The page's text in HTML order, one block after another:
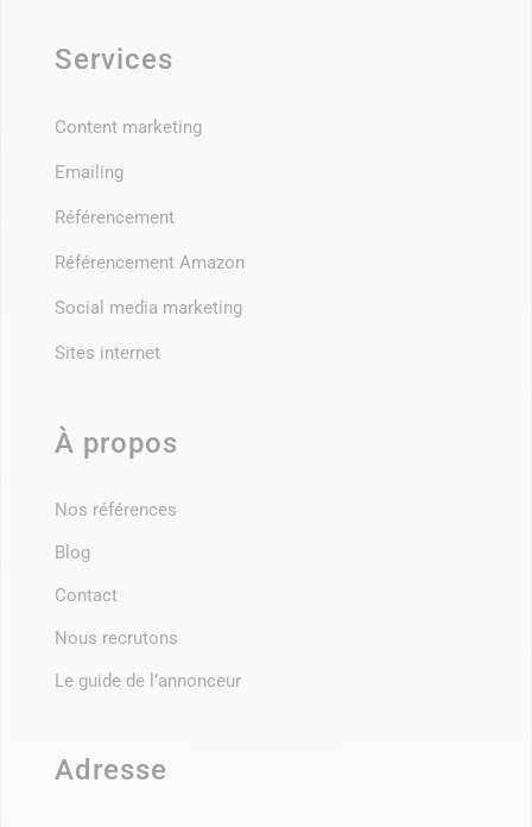
Services
Content marketing
Emailing
Référencement
Référencement Amazon
Social media marketing
Sites internet
À propos
Nos références
Blog
Contact
Nous recrutons
Le guide de l’annonceur
Adresse